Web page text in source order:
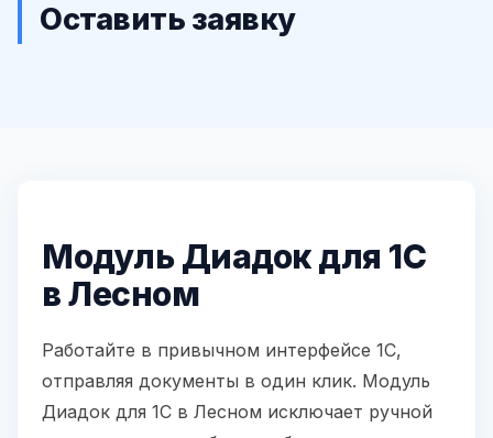
Оставить заявку
Модуль Диадок для 1С
в Лесном
Работайте в привычном интерфейсе 1С,
отправляя документы в один клик. Модуль
Диадок для 1С в Лесном исключает ручной